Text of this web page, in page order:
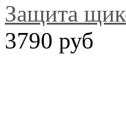
Защита
3790 руб